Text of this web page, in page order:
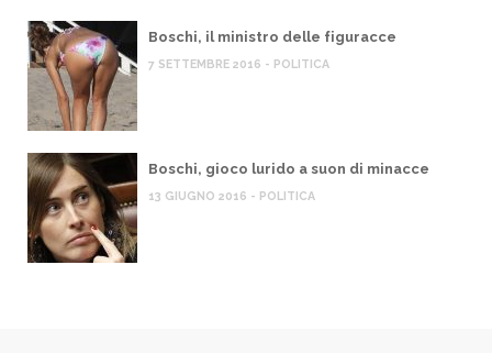
Boschi, il ministro delle figuracce
7 SETTEMBRE 2016 - POLITICA
Boschi, gioco lurido a suon di minacce
13 GIUGNO 2016 - POLITICA